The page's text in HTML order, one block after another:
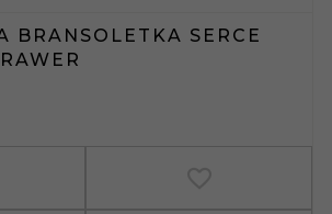
BRANSOLETKA SERCE